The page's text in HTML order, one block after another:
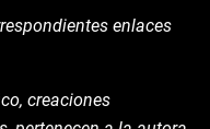
enlaces
creaciones